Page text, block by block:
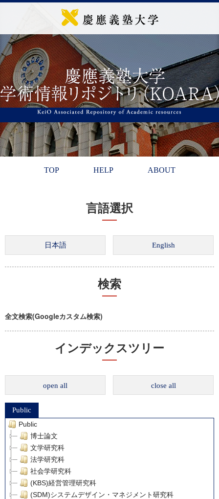
TOP HELP ABOUT
言語選択
検索
全文検索(Googleカスタム検索)
インデックスツリー
open all close all
Public
Public
博士論文
文学研究科
法学研究科
社会学研究科
(KBS)経営管理研究科
(SDM)システムデザイン・マネジメント研究科